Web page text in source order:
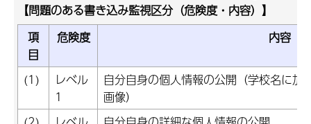
【問題のある書き込み監視区分（危険度・内容）】
項
目
危険度 内容
(1)
レベル
1
自分自身の個人情報の公開（学校名に加
画像）